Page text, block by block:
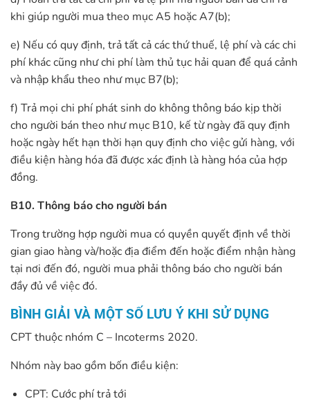
khi giúp người mua theo mục A5 hoặc A7(b);
e) Nếu có quy định, trả tất cả các thứ thuế, lệ phí và các chi
phí khác cũng như chi phí làm thủ tục hải quan để quá cảnh
và nhập khẩu theo như mục B7(b);
f) Trả mọi chi phí phát sinh do không thông báo kịp thời
cho người bán theo như mục B10, kế từ ngày đã quy định
hoặc ngày hết hạn thời hạn quy định cho việc gửi hàng, với
điều kiện hàng hóa đã được xác định là hàng hóa của hợp
đồng.
B10. Thông báo cho người bán
Trong trường hợp người mua có quyền quyết định về thời
gian giao hàng và/hoặc địa điểm đến hoặc điểm nhận hàng
tại nơi đến đó, người mua phải thông báo cho người bán
đầy đủ về việc đó.
BÌNH GIẢI VÀ MỘT SỐ LƯU Ý KHI SỬ DỤNG
CPT thuộc nhóm C – Incoterms 2020.
Nhóm này bao gồm bốn điều kiện:
CPT: Cước phí trả tới